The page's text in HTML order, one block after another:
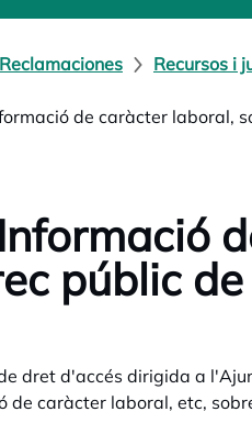
Reclamaciones Recursos i
de caràcter laboral,
públic
dret d'accés dirigida a
de caràcter laboral, etc,